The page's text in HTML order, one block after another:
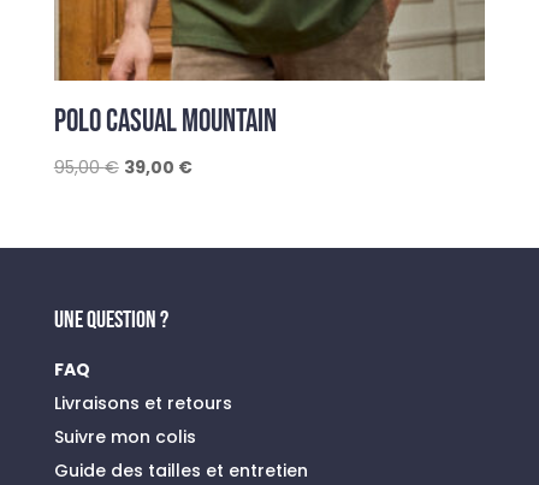
POLO CASUAL MOUNTAIN
95,00€ Le
était :
39,00 €Le
est :
UNE QUESTION ?
FAQ
Livraisons et retours
Suivre mon colis
Guide des tailles et entretien